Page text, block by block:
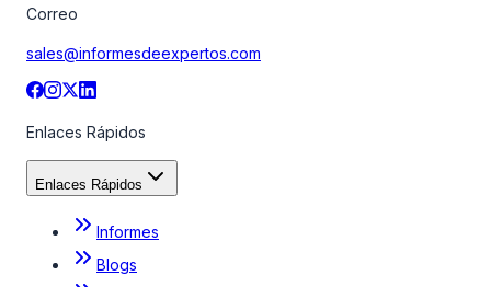
Correo
sales@informesdeexpertos.com
Enlaces Rápidos
Enlaces Rápidos
Informes
Blogs